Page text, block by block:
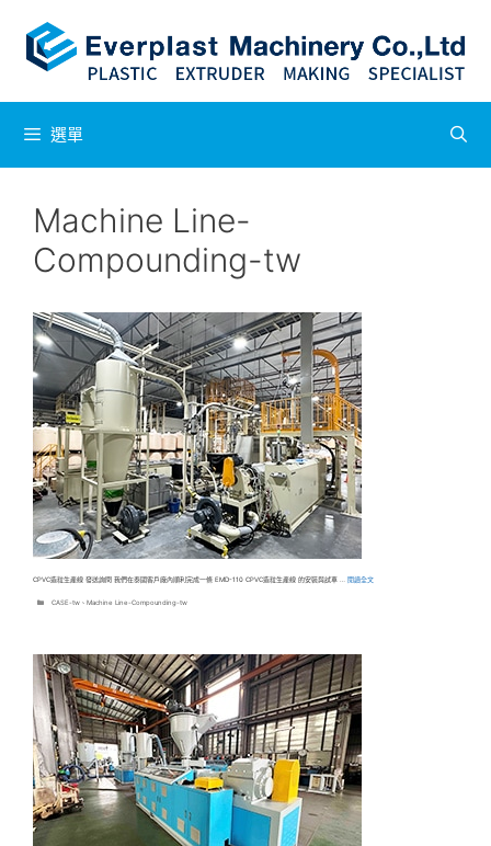
選單
Machine Line-
Compounding-tw
CPVC造粒生產線 發送詢問 我們在泰國客戶廠內順利完成一條 EMD-110 CPVC造粒生產線 的安裝與試車 … 閱讀全文
分CASE-tw、 Machine Line-Compounding-tw